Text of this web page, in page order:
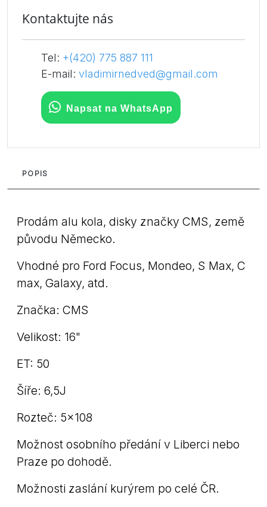
Kontaktujte nás
Tel: +(420) 775 887 111
E-mail: vladimirnedved@gmail.com
Napsat na WhatsApp
POPIS
Prodám alu kola, disky značky CMS, země
původu Německo.
Vhodné pro Ford Focus, Mondeo, S Max, C
max, Galaxy, atd.
Značka: CMS
Velikost: 16"
ET: 50
Šíře: 6,5J
Rozteč: 5x108
Možnost osobního předání v Liberci nebo
Praze po dohodě.
Možnosti zaslání kurýrem po celé ČR.